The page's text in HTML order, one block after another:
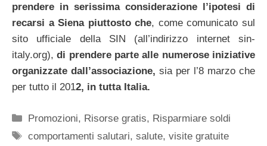
prendere in serissima considerazione l’ipotesi di
recarsi a Siena piuttosto che, come comunicato sul
sito ufficiale della SIN (all’indirizzo internet sin-
italy.org),di prendere parte alle numerose iniziative
organizzate dall’associazione, sia per l’8 marzo che
per tutto il 2012, in tutta Italia.
Categorie
Promozioni, Risorse gratis, Risparmiare soldi
Tag
comportamenti salutari,salute,visite gratuite